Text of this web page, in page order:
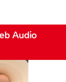
Audio